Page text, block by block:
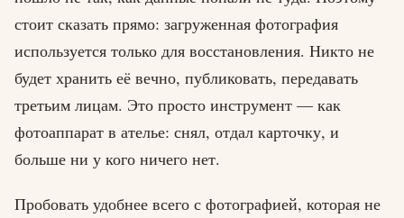
стоит сказать прямо: загруженная фотография
используется только для восстановления. Никто не
будет хранить её вечно, публиковать, передавать
третьим лицам. Это просто инструмент — как
фотоаппарат в ателье: снял, отдал карточку, и
больше ни у кого ничего нет.
Пробовать удобнее всего с фотографией, которая не